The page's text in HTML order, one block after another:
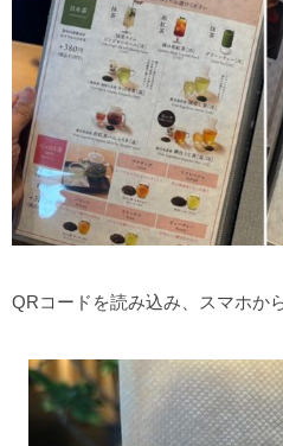
QRコードを読み込み、スマホか